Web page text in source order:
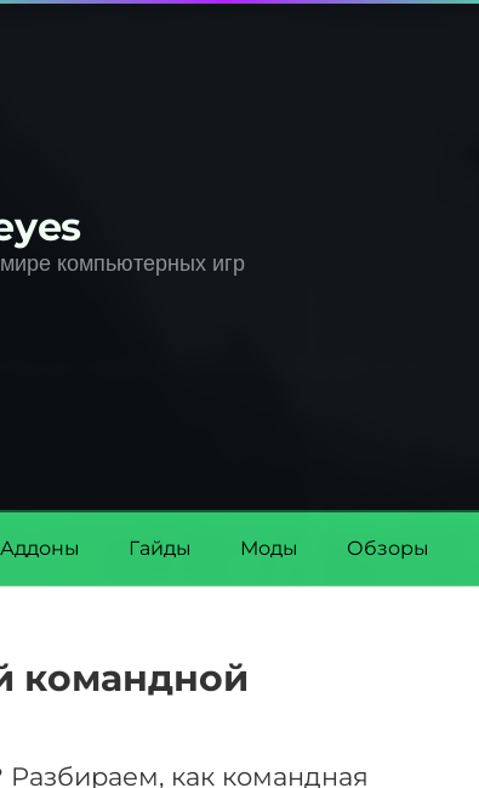
компьютерных игр
Аддоны Гайды Моды Обзоры
командной
Разбираем, как командная